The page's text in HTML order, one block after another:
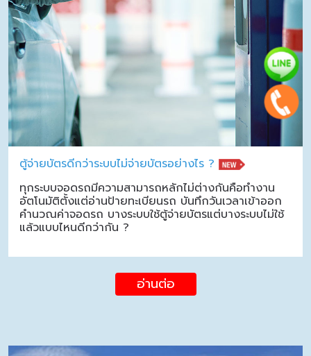
ตู้จ่ายบัตรดีกว่าระบบไม่จ่ายบัตรอย่างไร ?
ทุกระบบจอดรถมีความสามารถหลักไม่ต่างกันคือทำงาน
อัตโนมัติตั้งแต่อ่านป้ายทะเบียนรถ บันทึกวันเวลาเข้าออก
คำนวณค่าจอดรถ บางระบบใช้ตู้จ่ายบัตรแต่บางระบบไม่ใช้
แล้วแบบไหนดีกว่ากัน ?
อ่านต่อ